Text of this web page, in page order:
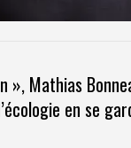
», Mathias
en se